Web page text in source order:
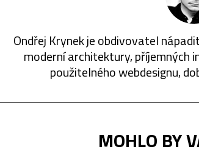
Ondřej Krynek je obdivovatel
moderní architektury, příjemných
použitelného webdesignu,
MOHLO BY